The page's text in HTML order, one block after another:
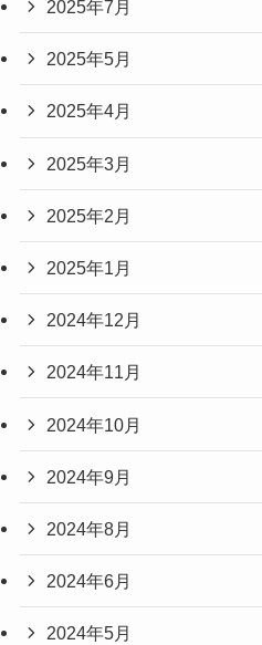
2025年7月
2025年5月
2025年4月
2025年3月
2025年2月
2025年1月
2024年12月
2024年11月
2024年10月
2024年9月
2024年8月
2024年6月
2024年5月